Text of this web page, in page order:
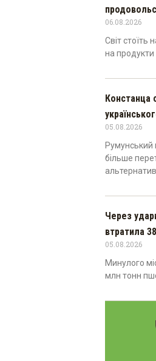
06.08.2026
Світ стоїть
на
Констанца
05.08.2026
Румунський
більше
Через
втратила
05.08.2026
Минулого
млн тонн